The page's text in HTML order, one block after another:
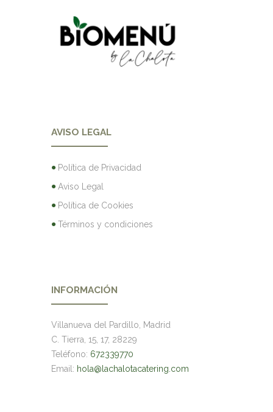
AVISO LEGAL
Política de Privacidad
Aviso Legal
Política de Cookies
Términos y condiciones
INFORMACIÓN
Villanueva del Pardillo, Madrid
C. Tierra, 15, 17, 28229
Teléfono: 672339770
Email: hola@lachalotacatering.com